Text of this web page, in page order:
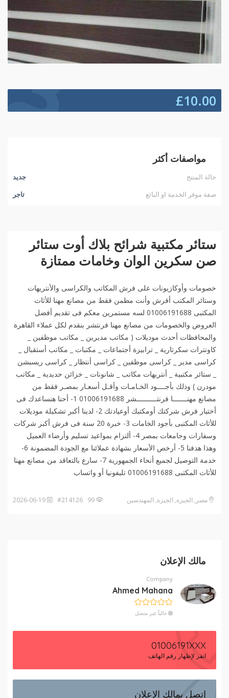
£10.00
مواصفات أكثر
حالة المنتج
جديد
صفة موفر الخدمة او البائع
تاجر
ستائر مكتبية شرائح بلاك أوت ستائر
صن سكرين الوان وخامات ممتازة
خصومات وأوكازيونات على فرش المكاتب والكراسى والأنتريهات
وستائر المكتب أفرش وأنت مطمن فقط من مصانع مهنا للأثاث
المكتبى 01006191688 لسه مستمرين معكم فى تقديم أفضل
العروض والخصومات من مصانع مهنا فرنتشر بنقدم لكل عملاء القاهرة
والمحافظات أحدث موديلات ( مكاتب مديرين _ مكاتب موظفين _
كاونترات سكرتارية _ ترابيزة أجتماعات _ مكتبات _ مكاتب أستقبال _
كراسى مدير _ كراسى موظفين _ كراسى أنتظار _ كراسى ريسبشن
_ ستائر مكتبية _ أنتريهات مكاتب _ شانونات _ خزائن حديدية _ مكاتب
مودرن ) وذلك بأجــــود الخـامـات وأقـل أسعـار بمصـر فقط من
مصانع مهنـــــــا فرنتــــــــــشر 01006191688 1- أحنا هنساعدك فى
أختيار فرش شركتك أومكتبك أوعيادتك 2- لدينا أكبر تشكيلة موديلات
للأثاث المكتبى بأجود الخامات 3- خبرة 20 سنة فى فرش أكبر شركات
وسفارات وجامعات بمصر 4- ألتزام بمواعيد تسليم وأرضاء العميل
وهذا هدفنا 5- أرخص الأسعار بشهادة عملائنا مع الجودة المضمونة 6-
خدمة التوصيل لجميع أنحاء الجمهورية 7- سارع بالتعاقد من مصانع مهنا
للأثاث المكتبى 01006191688 تليفونيا أو واتساب️
مصر, الجيزة, الجيزة, المهندسين
مالك الإعلان
Company
Ahmed Mahana
حالياً غير متصل
01006191XXX
انقر لإظهار رقم الهاتف
إتصل بمالك الإعلان